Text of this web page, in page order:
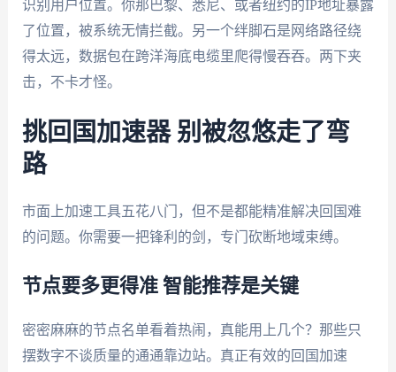
识别用户位置。你那巴黎、悉尼、或者纽约的IP地址暴露
了位置，被系统无情拦截。另一个绊脚石是网络路径绕
得太远，数据包在跨洋海底电缆里爬得慢吞吞。两下夹
击，不卡才怪。
挑回国加速器 别被忽悠走了弯
路
市面上加速工具五花八门，但不是都能精准解决回国难
的问题。你需要一把锋利的剑，专门砍断地域束缚。
节点要多更得准 智能推荐是关键
密密麻麻的节点名单看着热闹，真能用上几个？那些只
摆数字不谈质量的通通靠边站。真正有效的回国加速